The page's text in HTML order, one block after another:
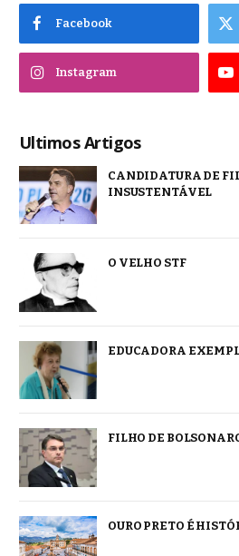
Facebook
Instagram
Ultimos Artigos
CANDIDATURA DE
INSUSTENTÁVEL
O VELHO STF
EDUCADORA
FILHO DE
OURO PRETO É